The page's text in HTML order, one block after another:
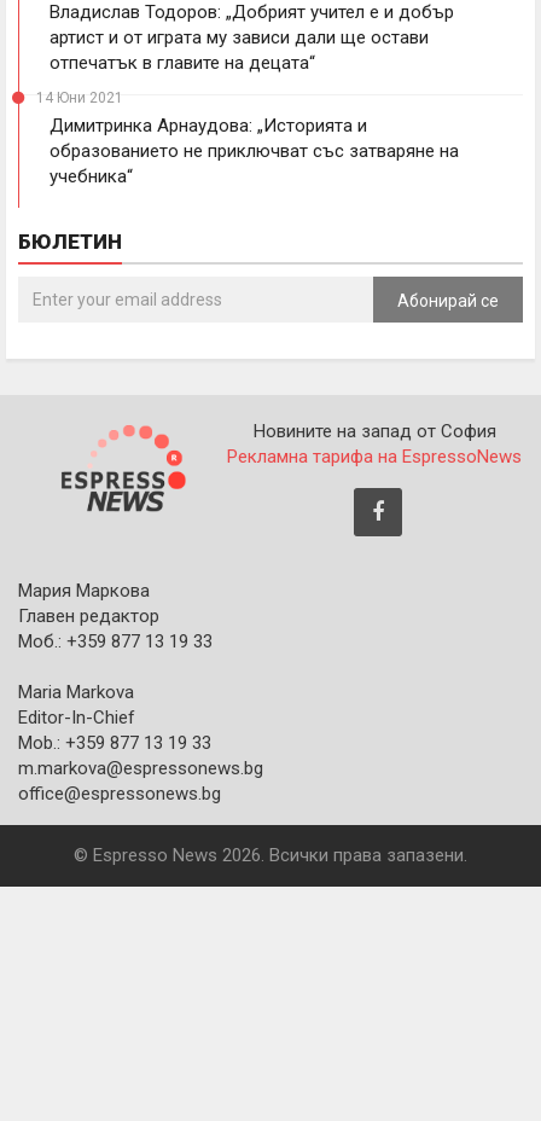
Владислав Тодоров: „Добрият учител е и добър
артист и от играта му зависи дали ще остави
отпечатък в главите на децата“
14 Юни 2021
Димитринка Арнаудова: „Историята и
образованието не приключват със затваряне на
учебника“
БЮЛЕТИН
Абонирай се
Новините на запад от София
Рекламна тарифа на EspressoNews
Мария Маркова
Главен редактор
Моб.: +359 877 13 19 33
Maria Markova
Editor-In-Chief
Mob.: +359 877 13 19 33
m.markova@espressonews.bg
office@espressonews.bg
© Espresso News 2026. Всички права запазени.